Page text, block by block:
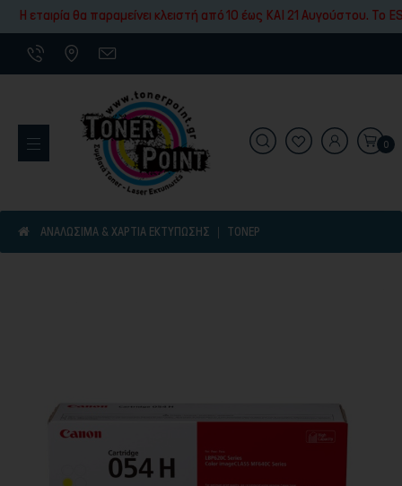
Η εταιρία θα παραμείνει κλειστή από 10 έως ΚΑΙ 21 Αυγούστου. To
Εκτυπωτικά Μηχανήματα
0
ΑΝΑΛΩΣΙΜΑ & ΧΑΡΤΙΑ ΕΚΤΥΠΩΣΗΣ ΤΌΝΕΡ